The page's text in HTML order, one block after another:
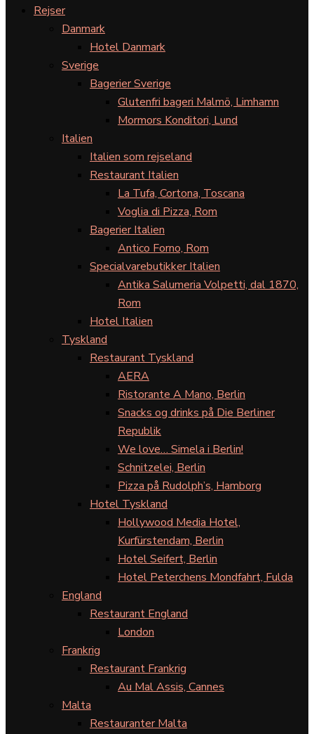
Rejser
Danmark
Hotel Danmark
Sverige
Bagerier Sverige
Glutenfri bageri Malmö, Limhamn
Mormors Konditori, Lund
Italien
Italien som rejseland
Restaurant Italien
La Tufa, Cortona, Toscana
Voglia di Pizza, Rom
Bagerier Italien
Antico Forno, Rom
Specialvarebutikker Italien
Antika Salumeria Volpetti, dal 1870,
Rom
Hotel Italien
Tyskland
Restaurant Tyskland
AERA
Ristorante A Mano, Berlin
Snacks og drinks på Die Berliner
Republik
We love… Simela i Berlin!
Schnitzelei, Berlin
Pizza på Rudolph’s, Hamborg
Hotel Tyskland
Hollywood Media Hotel,
Kurfürstendam, Berlin
Hotel Seifert, Berlin
Hotel Peterchens Mondfahrt, Fulda
England
Restaurant England
London
Frankrig
Restaurant Frankrig
Au Mal Assis, Cannes
Malta
Restauranter Malta